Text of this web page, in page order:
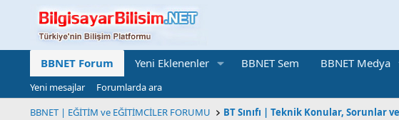
BBNET Forum Yeni Eklenenler BBNET Sem BBNET Medya
Yeni mesajlar
Forumlarda ara
BBNET | EĞİTİM ve EĞİTİMCİLER FORUMU